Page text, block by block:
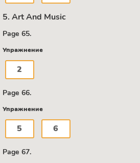
5. Art And Music
Page 65.
Упражнение
2
Page 66.
Упражнение
5 6
Page 67.